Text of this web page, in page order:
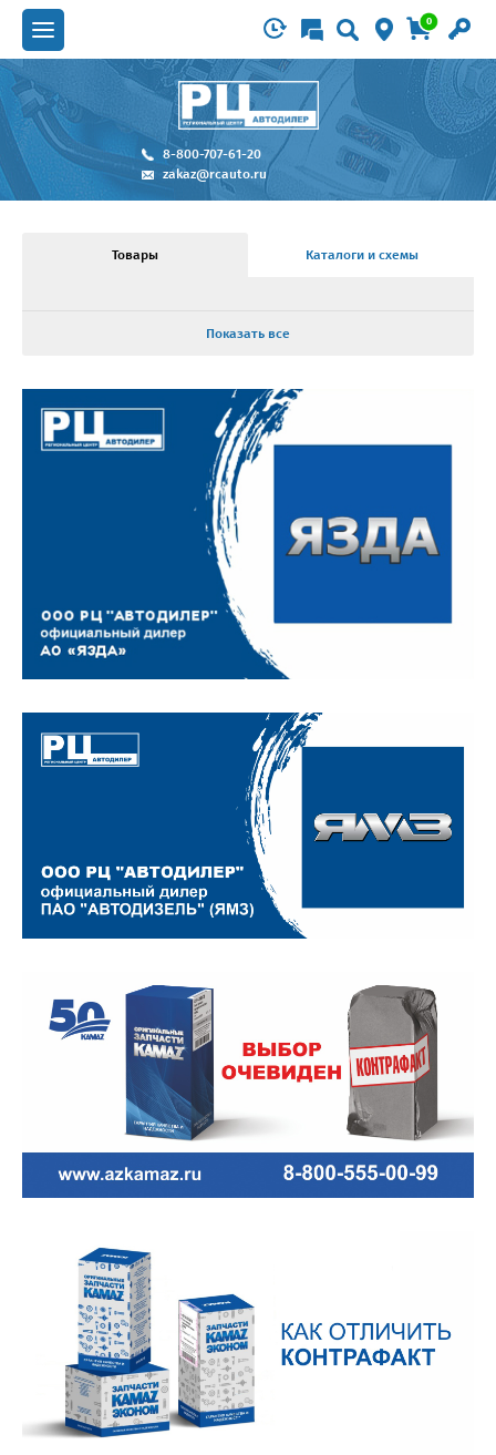
0
8-800-707-61-20
zakaz@rcauto.ru
Товары Каталоги и схемы
Показать все